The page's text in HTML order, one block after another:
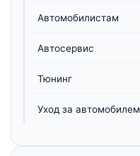
Автомобилистам
Автосервис
Тюнинг
Уход за автомобилем